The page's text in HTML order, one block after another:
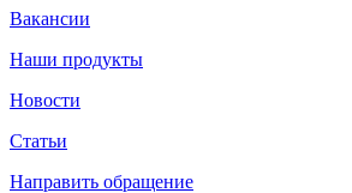
Вакансии
Наши продукты
Новости
Статьи
Направить обращение